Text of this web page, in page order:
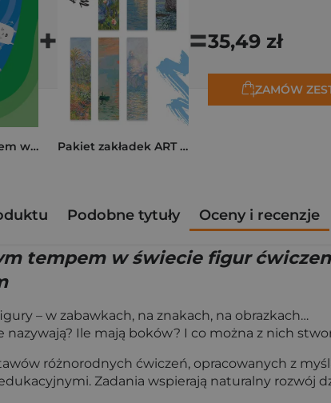
Własnym tempem w świecie figur ćwiczenia wspierające rozwój dzieci w wieku przedszkolnym i wczesnoszkolnym
+
Pakiet zakładek ART Monet
=35,49 zł
ZAMÓW
Podobne tytuły Oceny i recenzje
tempem w świecie figur
– w zabawkach, na znakach, na obrazkach…
nazywają? Ile mają boków? I co można z nich
różnorodnych ćwiczeń, opracowanych z
Zadania wspierają naturalny rozwój